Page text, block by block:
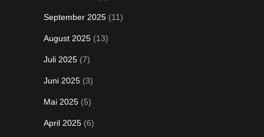
September 2025 (11)
August 2025 (13)
Juli 2025 (7)
Juni 2025 (3)
Mai 2025 (5)
April 2025 (6)